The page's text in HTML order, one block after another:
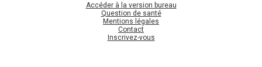
Accéder à la version bureau
Question de santé
Mentions légales
Contact
Inscrivez-vous